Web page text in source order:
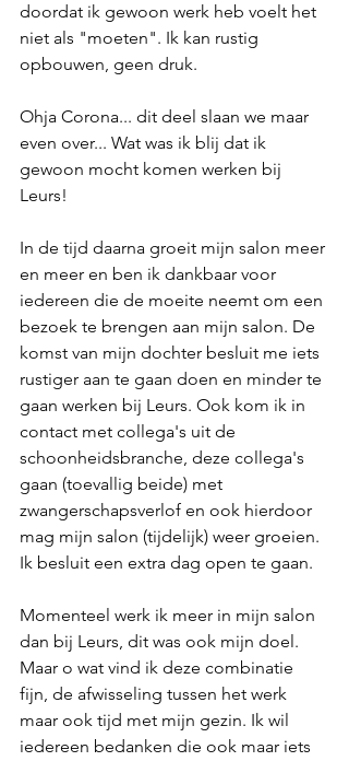
doordat ik gewoon werk heb voelt het
niet als "moeten". Ik kan rustig
opbouwen, geen druk.
Ohja Corona... dit deel slaan we maar
even over... Wat was ik blij dat ik
gewoon mocht komen werken bij
Leurs!
In de tijd daarna groeit mijn salon meer
en meer en ben ik dankbaar voor
iedereen die de moeite neemt om een
bezoek te brengen aan mijn salon. De
komst van mijn dochter besluit me iets
rustiger aan te gaan doen en minder te
gaan werken bij Leurs. Ook kom ik in
contact met collega's uit de
schoonheidsbranche, deze collega's
gaan (toevallig beide) met
zwangerschapsverlof en ook hierdoor
mag mijn salon (tijdelijk) weer groeien.
Ik besluit een extra dag open te gaan.
Momenteel werk ik meer in mijn salon
dan bij Leurs, dit was ook mijn doel.
Maar o wat vind ik deze combinatie
fijn, de afwisseling tussen het werk
maar ook tijd met mijn gezin. Ik wil
iedereen bedanken die ook maar iets